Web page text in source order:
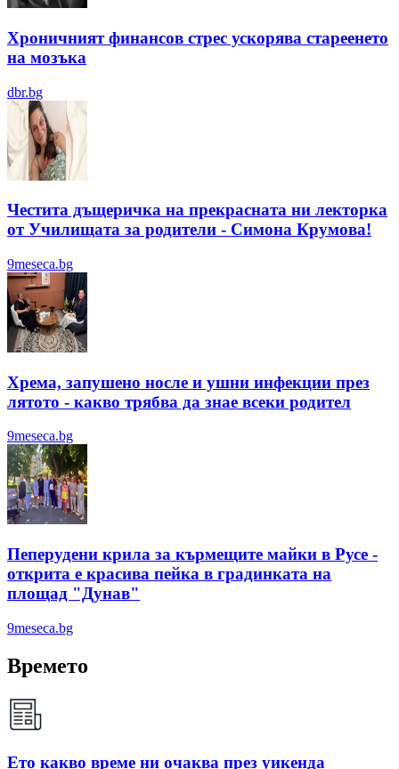
Хроничният финансов стрес ускорява стареенето
на мозъка
dbr.bg
Честита дъщеричка на прекрасната ни лекторка
от Училищата за родители - Симона Крумова!
9meseca.bg
Хрема, запушено носле и ушни инфекции през
лятотo - какво трябва да знае всеки родител
9meseca.bg
Пеперудени крила за кърмещите майки в Русе -
открита е красива пейка в градинката на
площад "Дунав"
9meseca.bg
Времето
Ето какво време ни очаква през уикенда